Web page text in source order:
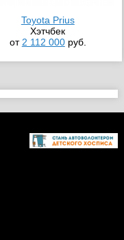
Toyota Prius
Хэтчбек
от2 112 000руб.